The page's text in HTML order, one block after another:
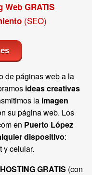
Web GRATIS
(SEO)
de páginas web a la
ideas creativas
la imagen
su página web. Los
en Puerto López
dispositivo:
y celular.
GRATIS (con